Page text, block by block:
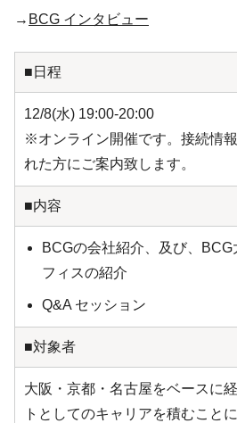
→ BCG インタビュー
■日程
12/8(水) 19:00-20:00
※オンライン開催です。接続情
れた方にご案内致します。
■内容
BCGの会社紹介、及び、
フィスの紹介
Q&A セッション
■対象者
大阪・京都・名古屋をベースに
トとしてのキャリアを積むこと